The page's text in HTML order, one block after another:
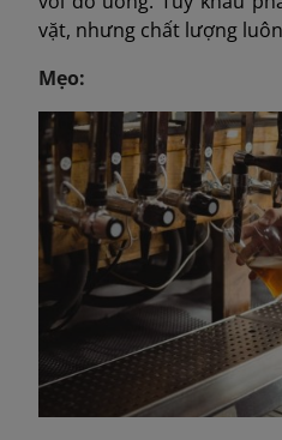
vặt, nhưng chất lượng
Mẹo: